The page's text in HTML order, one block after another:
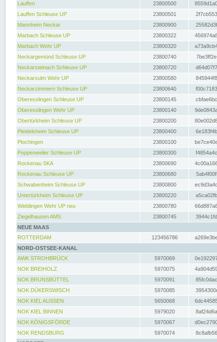
Lauffen
23800500
Lauffen Schleuse UP
23800501
Mannheim Neckar
23800900
Marbach Schleuse UP
23800322
Marbach Wehr UP
23800320
Neckargemünd Schleuse UP
23800740
Neckarsteinach Schleuse UP
23800720
Neckarsulm Wehr UP
23800580
Neckarzimmern Schleuse UP
23800640
Oberesslingen Schleuse UP
23800145
Oberesslingen Wehr UP
23800140
Obertürkheim Schleuse UP
23800200
Pleidelsheim Schleuse UP
23800400
Plochingen
23800100
Poppenweiler Schleuse UP
23800300
Rockenau SKA
23800690
Rockenau Schleuse UP
23800680
Schwabenheim Schleuse UP
23800800
Untertürkheim Schleuse UP
23800220
Wieblingen Wehr UP neu
23800780
Ziegelhausen AMS
23800745
NEUE MAAS
ROTTERDAM
123456786
NORD-OSTSEE-KANAL
AWK STROHBRÜCK
5970069
NOK BREIHOLZ
5970075
NOK BRUNSBÜTTEL
5970091
NOK DÜKERSWISCH
5970085
NOK KIEL AUSSEN
5650068
NOK KIEL BINNEN
5979020
NOK KÖNIGSFÖRDE
5970067
NOK RENDSBURG
5970074